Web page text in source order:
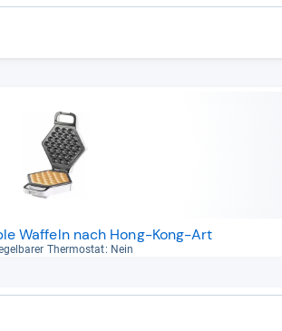
Waffeln nach Hong-Kong-Art
Ther­mo­stat: Nein